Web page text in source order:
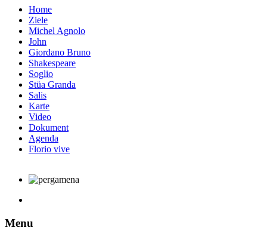
Home
Ziele
Michel Agnolo
John
Giordano Bruno
Shakespeare
Soglio
Stüa Granda
Salis
Karte
Video
Dokument
Agenda
Florio vive
Menu